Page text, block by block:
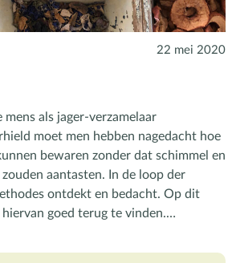
22 mei 2020
als jager-verzamelaar
moet men hebben nagedacht hoe
bewaren zonder dat schimmel en
aantasten. In de loop der
ontdekt en bedacht. Op dit
hiervan goed terug te vinden.…